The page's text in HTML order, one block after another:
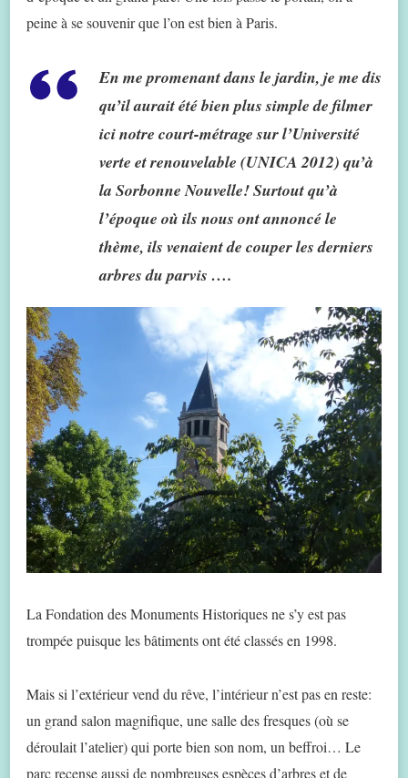
peine à se souvenir que l’on est bien à Paris.
En me promenant dans le jardin, je me dis
qu’il aurait été bien plus simple de filmer
ici notre court-métrage sur l’Université
verte et renouvelable (UNICA 2012) qu’à
la Sorbonne Nouvelle! Surtout qu’à
l’époque où ils nous ont annoncé le
thème, ils venaient de couper les derniers
arbres du parvis ….
La Fondation des Monuments Historiques ne s’y est pas
trompée puisque les bâtiments ont été classés en 1998.
Mais si l’extérieur vend du rêve, l’intérieur n’est pas en reste:
un grand salon magnifique, une salle des fresques (où se
déroulait l’atelier) qui porte bien son nom, un beffroi… Le
parc recense aussi de nombreuses espèces d’arbres et de